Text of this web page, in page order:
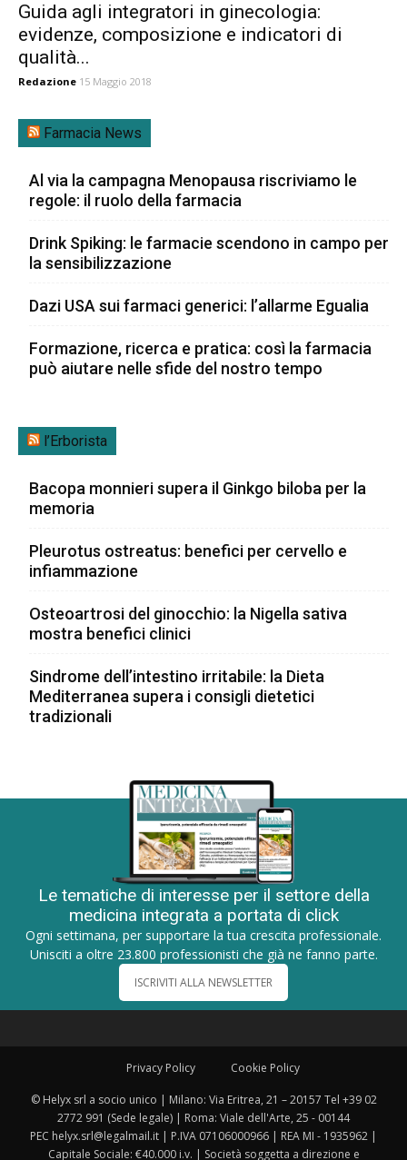
Guida agli integratori in ginecologia:
evidenze, composizione e indicatori di
qualità...
Redazione 15 Maggio 2018
Farmacia News
Al via la campagna Menopausa riscriviamo le
regole: il ruolo della farmacia
Drink Spiking: le farmacie scendono in campo per
la sensibilizzazione
Dazi USA sui farmaci generici: l’allarme Egualia
Formazione, ricerca e pratica: così la farmacia
può aiutare nelle sfide del nostro tempo
l’Erborista
Bacopa monnieri supera il Ginkgo biloba per la
memoria
Pleurotus ostreatus: benefici per cervello e
infiammazione
Osteoartrosi del ginocchio: la Nigella sativa
mostra benefici clinici
Sindrome dell’intestino irritabile: la Dieta
Mediterranea supera i consigli dietetici
tradizionali
Le tematiche di interesse per il settore della
medicina integrata a portata di click
Ogni settimana, per supportare la tua crescita professionale.
Unisciti a oltre 23.800 professionisti che già ne fanno parte.
ISCRIVITI ALLA NEWSLETTER
Privacy Policy Cookie Policy
© Helyx srl a socio unico | Milano: Via Eritrea, 21 – 20157 Tel +39 02
2772 991 (Sede legale) | Roma: Viale dell'Arte, 25 - 00144
PEC helyx.srl@legalmail.it | P.IVA 07106000966 | REA MI - 1935962 |
Capitale Sociale: €40.000 i.v. | Società soggetta a direzione e